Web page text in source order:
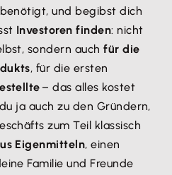
und begibst dich
Investoren finden: nicht
sondern auchfür die
, für die ersten
– das alles kostet
ja auch zu den Gründern,
zum Teil klassisch
Eigenmitteln, einen
Familie und Freunde